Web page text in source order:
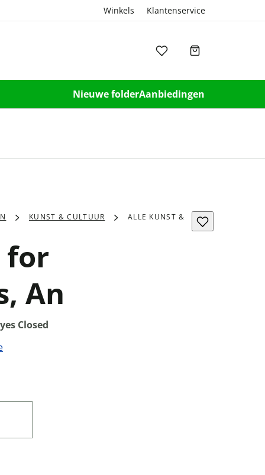
Winkels Klantenservice
Nieuwe folderAanbiedingen
KUNST & CULTUUR ALLE KUNST &
for
An
Closed